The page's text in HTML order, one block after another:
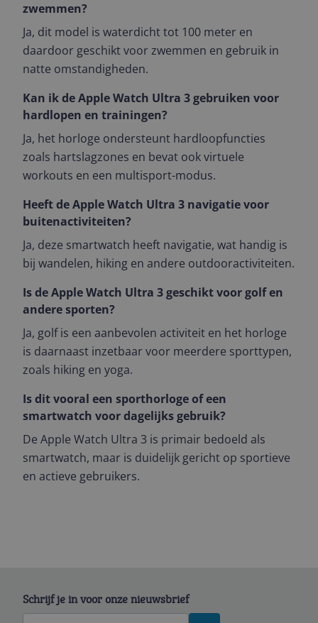
zwemmen?
Ja, dit model is waterdicht tot 100 meter en
daardoor geschikt voor zwemmen en gebruik in
natte omstandigheden.
Kan ik de Apple Watch Ultra 3 gebruiken voor
hardlopen en trainingen?
Ja, het horloge ondersteunt hardloopfuncties
zoals hartslagzones en bevat ook virtuele
workouts en een multisport-modus.
Heeft de Apple Watch Ultra 3 navigatie voor
buitenactiviteiten?
Ja, deze smartwatch heeft navigatie, wat handig is
bij wandelen, hiking en andere outdooractiviteiten.
Is de Apple Watch Ultra 3 geschikt voor golf en
andere sporten?
Ja, golf is een aanbevolen activiteit en het horloge
is daarnaast inzetbaar voor meerdere sporttypen,
zoals hiking en yoga.
Is dit vooral een sporthorloge of een
smartwatch voor dagelijks gebruik?
De Apple Watch Ultra 3 is primair bedoeld als
smartwatch, maar is duidelijk gericht op sportieve
en actieve gebruikers.
Schrijf je in voor onze nieuwsbrief